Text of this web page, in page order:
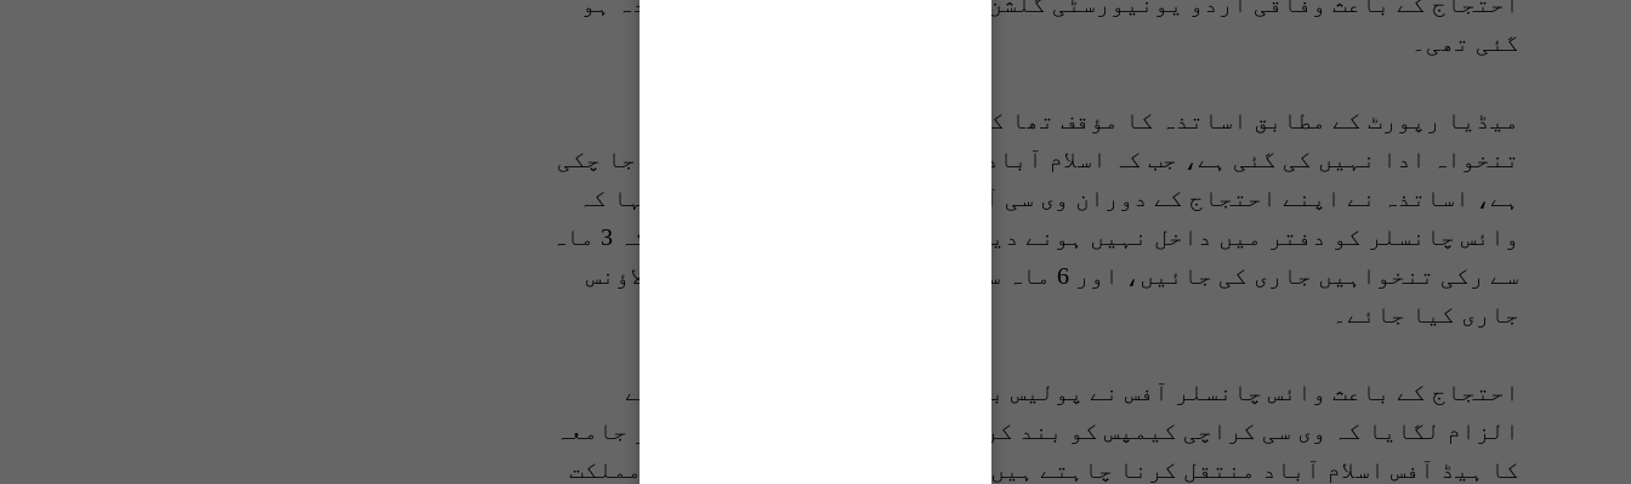
گئی تھی۔
میڈیا رپورٹ کے مطابق اساتذہ کا مؤقف تھا کہ کراچی کے دونوں کیمپسز میں
تنخواہ ادا نہیں کی گئی ہے، جب کہ اسلام آباد کیمپس کو پہلے ہی تنخواہ دی جا چکی
ہے، اساتذہ نے اپنے احتجاج کے دوران وی سی آفس کا بھی گھیراؤ کیا، اور کہا کہ
وائس چانسلر کو دفتر میں داخل نہیں ہونے دیں گے۔ انھوں نے مطالبہ رکھا کہ 3 ماہ
سے رکی تنخواہیں جاری کی جائیں، اور 6 ماہ سے تعطل کا شکار ہاؤس سیلنگ الاؤنس
جاری کیا جائے۔
احتجاج کے باعث وائس چانسلر آفس نے پولیس بھی طلب کی، انجمن نمائندوں نے
الزام لگایا کہ وی سی کراچی کیمپس کو بند کرنے کا منصوبہ رکھتے ہیں، اور جامعہ
کا ہیڈ آفس اسلام آباد منتقل کرنا چاہتے ہیں، جس پر انھوں نے چانسلر صدر مملکت